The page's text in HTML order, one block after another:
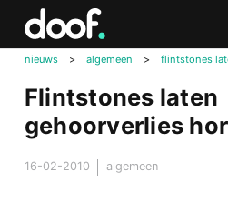
nieuws
> algemeen > flintstones
Flintstones laten
gehoorverlies
16-02-2010 algemeen
Doof.nl